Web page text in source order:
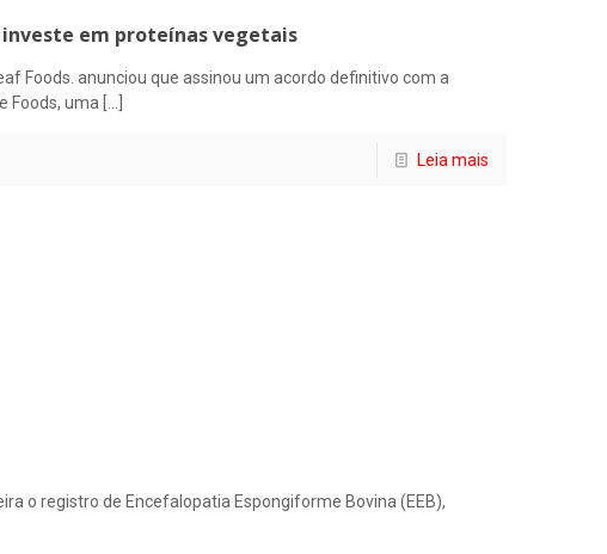
em proteínas vegetais
Foods. anunciou que assinou um acordo definitivo com a
Foods, uma
Leia mais
o registro de Encefalopatia Espongiforme Bovina (EEB),